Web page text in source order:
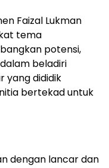
Faizal Lukman
tema
potensi,
beladiri
yang dididik
bertekad untuk
dengan lancar dan